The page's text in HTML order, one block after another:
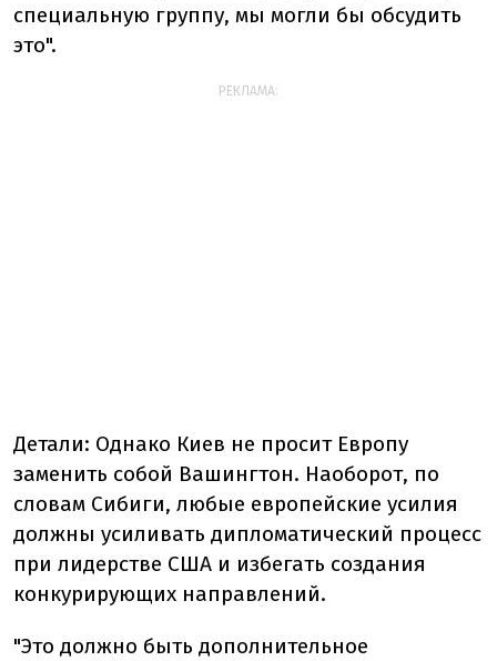
специальную группу, мы могли бы обсудить
это".
РЕКЛАМА:
Детали: Однако Киев не просит Европу
заменить собой Вашингтон. Наоборот, по
словам Сибиги, любые европейские усилия
должны усиливать дипломатический процесс
при лидерстве США и избегать создания
конкурирующих направлений.
"Это должно быть дополнительное